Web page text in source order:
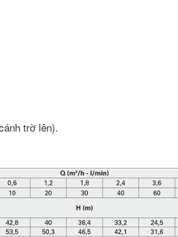
trờ lên).